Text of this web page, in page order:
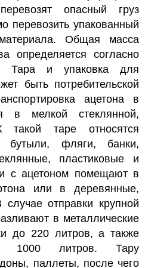
опасный груз
перевозить упакованный
Общая масса
определяется согласно
Тара и упаковка для
быть потребительской
ацетона в
в мелкой стеклянной,
таре относятся
бутыли, фляги, банки,
пластиковые и
с ацетоном помещают в
или в деревянные,
отправки крупной
в металлические
до 220 литров, а также
1000 литров. Тару
паллеты, после чего